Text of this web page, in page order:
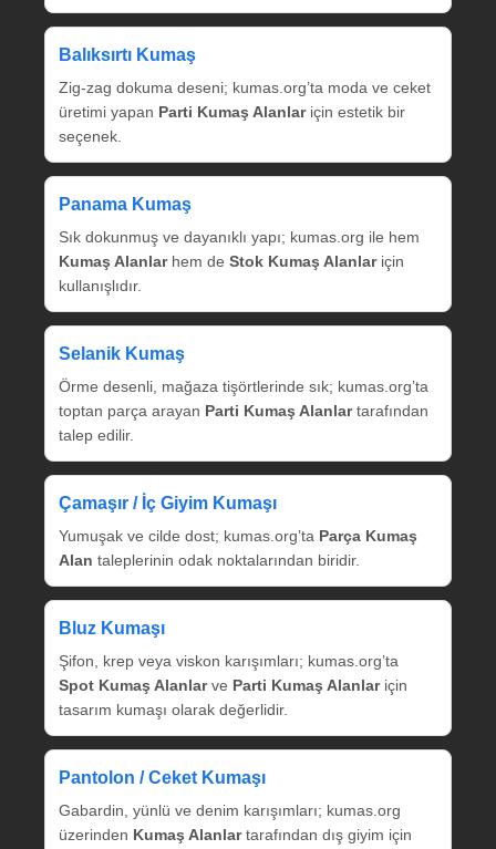
Balıksırtı Kumaş
Zig‑zag dokuma deseni; kumas.org’ta moda ve ceket
üretimi yapan Parti Kumaş Alanlariçin estetik bir
seçenek.
Panama Kumaş
Sık dokunmuş ve dayanıklı yapı; kumas.org ile hem
Kumaş Alanlarhem de Stok Kumaş Alanlariçin
kullanışlıdır.
Selanik Kumaş
Örme desenli, mağaza tişörtlerinde sık; kumas.org’ta
toptan parça arayan Parti Kumaş Alanlartarafından
talep edilir.
Çamaşır / İç Giyim Kumaşı
Yumuşak ve cilde dost; kumas.org’ta Parça Kumaş
Alan taleplerinin odak noktalarından biridir.
Bluz Kumaşı
Şifon, krep veya viskon karışımları; kumas.org’ta
Spot Kumaş Alanlarve Parti Kumaş Alanlariçin
tasarım kumaşı olarak değerlidir.
Pantolon / Ceket Kumaşı
Gabardin, yünlü ve denim karışımları; kumas.org
üzerinden Kumaş Alanlartarafından dış giyim için